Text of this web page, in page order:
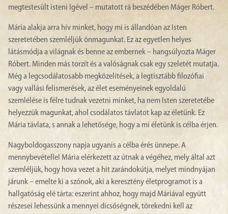
megtestesült isteni Igével – mutatott rá beszédében Máger Róbert.
Mária alakja arra hív minket, hogy mi is állandóan az Isten
szeretetében szemléljük önmagunkat. Ez az egyetlen helyes
látásmódja a világnak és benne az embernek – hangsúlyozta Máger
Róbert. Minden más torzít és a valóságnak csak egy szeletét mutatja.
Még a legcsodálatosabb megközelítések, a legtisztább filozófiai
vagy vallási felismerések, az élet eseményeinek egyoldalú
szemlélése is félre tudnak vezetni minket, ha nem Isten szeretetébe
helyezzük magunkat, ahol csodálatos távlatot kap az életünk. Ez
Mária távlata, s annak a lehetősége, hogy a mi életünk is célba érjen.
Nagyboldogasszony napja ugyanis a célba érés ünnepe. A
mennybevétellel Mária elérkezett az útnak a végéhez, mely által azt
szemléljük, hogy hova vezet a hit zarándokútja, melyet mindnyájan
járunk – emelte ki a szónok, aki a keresztény életprogramot is a
hallgatóság elé tárta: eszerint ahhoz, hogy majd Máriával együtt
részesei lehessünk a mennyei dicsőségnek, törekedni kell az